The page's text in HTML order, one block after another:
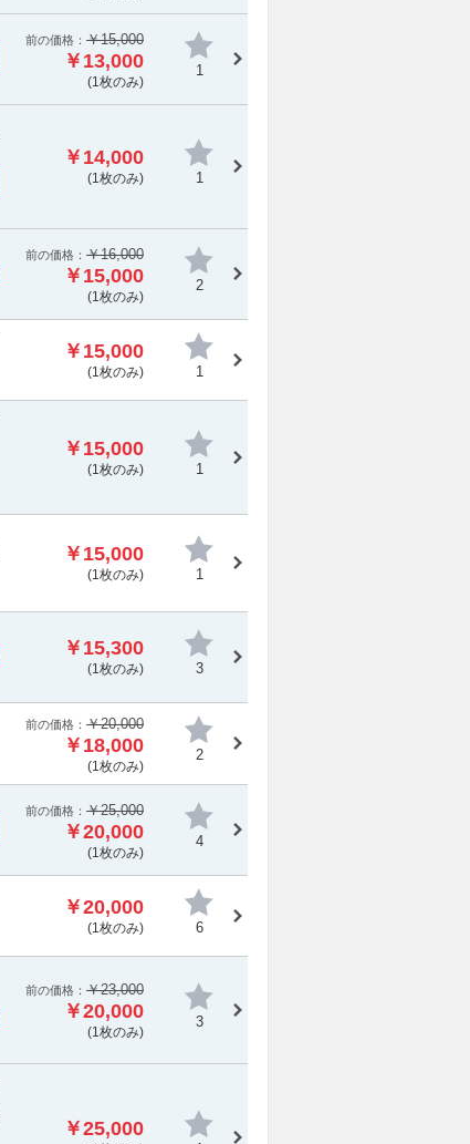
前の価格： ￥15,000
￥13,000
(1枚のみ)
1
￥14,000
(1枚のみ) 1
前の価格： ￥16,000
￥15,000
(1枚のみ)
2
￥15,000
(1枚のみ) 1
￥15,000
(1枚のみ) 1
￥15,000
(1枚のみ) 1
￥15,300
(1枚のみ) 3
前の価格： ￥20,000
￥18,000
(1枚のみ)
2
前の価格： ￥25,000
￥20,000
(1枚のみ)
4
￥20,000
(1枚のみ) 6
前の価格： ￥23,000
￥20,000
(1枚のみ)
3
￥25,000